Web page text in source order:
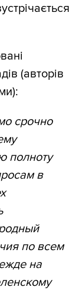
(авторів
срочно
полноту
в
по всем
на